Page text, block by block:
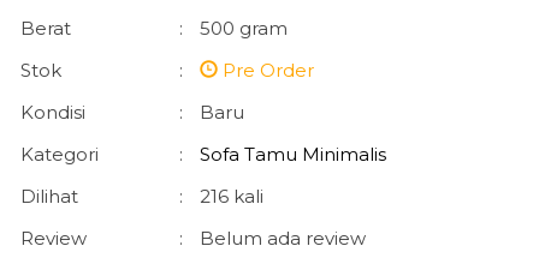
Berat
:
500 gram
Stok
:
Pre Order
Kondisi
:
Baru
Kategori
:
Sofa Tamu Minimalis
Dilihat
:
216 kali
Review
: Belum ada review